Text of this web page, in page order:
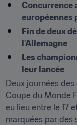
Concurrence
européennes
Fin de deux
l'Allemagne
Les
leur lancée
Deux journées
Coupe du Monde
eu lieu entre le 17
marquées par des